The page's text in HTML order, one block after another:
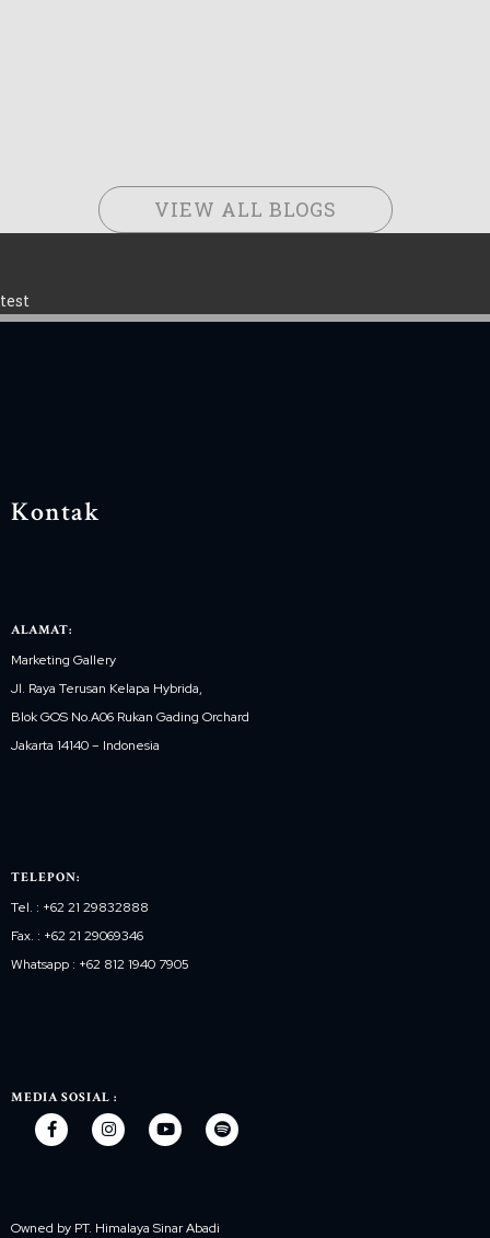
VIEW ALL BLOGS
test
Kontak
ALAMAT:
Marketing Gallery
Jl. Raya Terusan Kelapa Hybrida,
Blok GOS No.A06 Rukan Gading Orchard
Jakarta 14140 – Indonesia
TELEPON:
Tel. : +62 21 29832888
Fax. : +62 21 29069346
Whatsapp : +62 812 1940 7905
MEDIA SOSIAL :
Owned by PT. Himalaya Sinar Abadi